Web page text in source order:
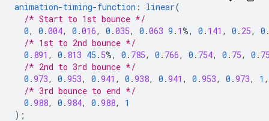
animation-timing-function : linear(
/* Start to 1st bounce */
0, 0 .004, 0 .016, 0 .035, 0 .063 9 . 1%, 0 . 141 , 0 . 25, 0
/* 1st to 2nd bounce */
0 . 891 , 0 . 813 45 . 5%, 0 . 785, 0 . 766, 0 . 754, 0 . 75, 0 .
/* 2nd to 3rd bounce */
0 .973, 0 .953, 0 .941 , 0 .938, 0 .941 , 0 .953, 0 .973, 1 ,
/* 3rd bounce to end */
0 .988, 0 .984, 0 .988,
1
);